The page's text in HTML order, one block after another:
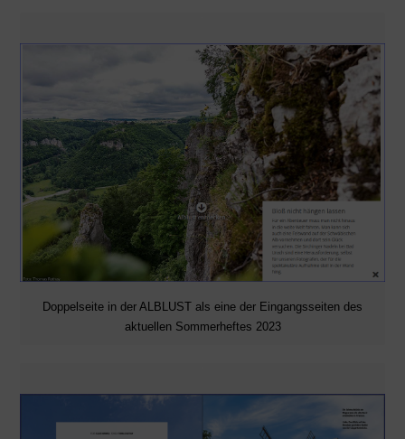
Doppelseite in der ALBLUST als eine der Eingangsseiten des
aktuellen Sommerheftes 2023